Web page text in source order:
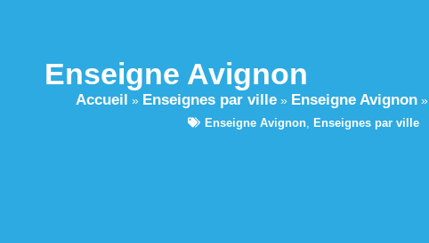
Enseigne Avignon
Accueil » Enseignes par ville» Enseigne Avignon»
Enseigne Avignon Enseignes par ville